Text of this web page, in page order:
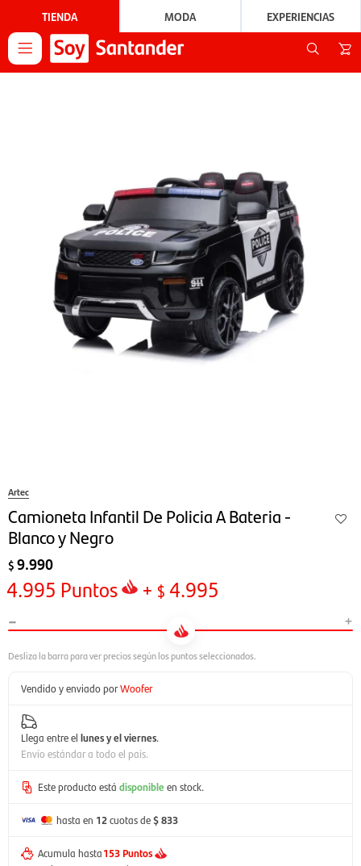
TIENDA MODA EXPERIENCIAS

Artec
Camioneta Infantil De Policia A Bateria -
Blanco y Negro
$ 9.990
4.995 Puntos + $ 4.995
- +
Vendido y enviado porWoofer
Llega entre el lunes y el viernes.
Envío estándar a todo el país.
Este producto está disponible en stock.
hasta en 12cuotas de$ 833
Acumula hasta153 Puntos